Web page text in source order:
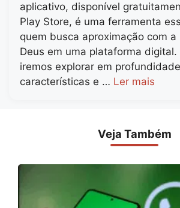
aplicativo, disponível
Play Store, é uma ferramenta
quem busca aproximação com a
Deus em uma plataforma
iremos explorar em
características e … Ler mais
Veja Também